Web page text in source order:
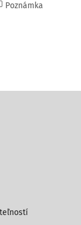
Poznámka